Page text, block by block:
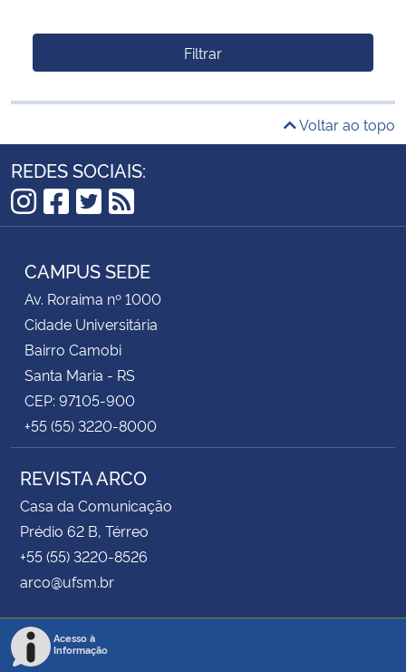
Filtrar
Voltar ao topo
REDES SOCIAIS:
Instagram
Facebook
Twitter
RSS
CAMPUS SEDE
Av. Roraima nº 1000
Cidade Universitária
Bairro Camobi
Santa Maria - RS
CEP: 97105-900
+55 (55) 3220-8000
REVISTA ARCO
Casa da Comunicação
Prédio 62 B, Térreo
+55 (55) 3220-8526
arco@ufsm.br
Acesso à
Informação